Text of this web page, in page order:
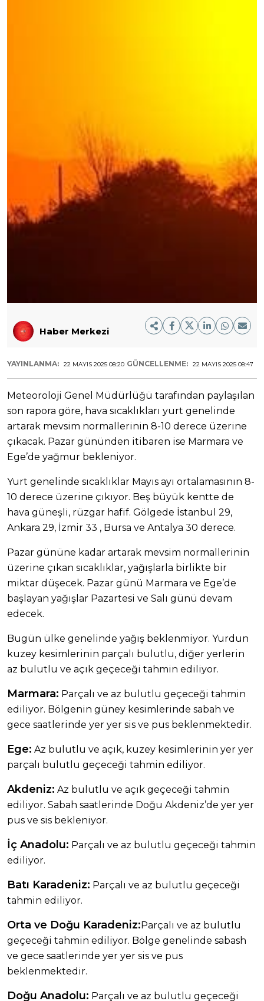
Haber Merkezi
YAYINLANMA: 22 MAYIS 2025 08:20 GÜNCELLENME: 22 MAYIS 2025 08:47
Meteoroloji Genel Müdürlüğü tarafından paylaşılan
son rapora göre, hava sıcaklıkları yurt genelinde
artarak mevsim normallerinin 8-10 derece üzerine
çıkacak. Pazar gününden itibaren ise Marmara ve
Ege’de yağmur bekleniyor.
Yurt genelinde sıcaklıklar Mayıs ayı ortalamasının 8-
10 derece üzerine çıkıyor. Beş büyük kentte de
hava güneşli, rüzgar hafif. Gölgede İstanbul 29,
Ankara 29, İzmir 33 , Bursa ve Antalya 30 derece.
Pazar gününe kadar artarak mevsim normallerinin
üzerine çıkan sıcaklıklar, yağışlarla birlikte bir
miktar düşecek. Pazar günü Marmara ve Ege’de
başlayan yağışlar Pazartesi ve Salı günü devam
edecek.
Bugün ülke genelinde yağış beklenmiyor. Yurdun
kuzey kesimlerinin parçalı bulutlu, diğer yerlerin
az bulutlu ve açık geçeceği tahmin ediliyor.
Marmara: Parçalı ve az bulutlu geçeceği tahmin
ediliyor. Bölgenin güney kesimlerinde sabah ve
gece saatlerinde yer yer sis ve pus beklenmektedir.
Ege: Az bulutlu ve açık, kuzey kesimlerinin yer yer
parçalı bulutlu geçeceği tahmin ediliyor.
Akdeniz: Az bulutlu ve açık geçeceği tahmin
ediliyor. Sabah saatlerinde Doğu Akdeniz’de yer yer
pus ve sis bekleniyor.
İç Anadolu: Parçalı ve az bulutlu geçeceği tahmin
ediliyor.
Batı Karadeniz: Parçalı ve az bulutlu geçeceği
tahmin ediliyor.
Orta ve Doğu Karadeniz:Parçalı ve az bulutlu
geçeceği tahmin ediliyor. Bölge genelinde sabash
ve gece saatlerinde yer yer sis ve pus
beklenmektedir.
Doğu Anadolu: Parçalı ve az bulutlu geçeceği